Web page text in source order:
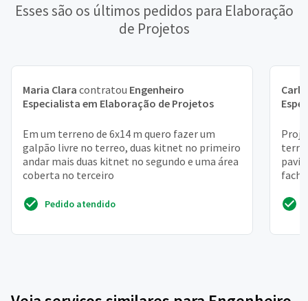
Esses são os últimos pedidos para Elaboração
de Projetos
Maria Clara contratou Engenheiro
Especialista em Elaboração de Projetos
Em um terreno de 6x14 m quero fazer um
galpão livre no terreo, duas kitnet no primeiro
andar mais duas kitnet no segundo e uma área
coberta no terceiro
Pedido atendido